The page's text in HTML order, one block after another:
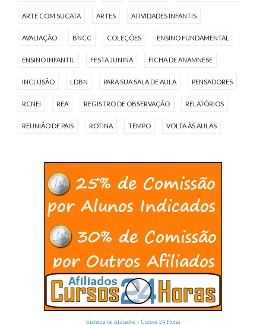
ARTE COM SUCATA ARTES ATIVIDADES INFANTIS
AVALIAÇÃO BNCC COLEÇÕES ENSINO FUNDAMENTAL
ENSINO INFANTIL FESTA JUNINA FICHA DE ANAMNESE
INCLUSÃO LDBN PARA SUA SALA DE AULA PENSADORES
RCNEI REA REGISTRO DE OBSERVAÇÃO RELATÓRIOS
REUNIÃO DE PAIS ROTINA TEMPO VOLTA ÀS AULAS
Sistema de Afiliados- Cursos 24 Horas